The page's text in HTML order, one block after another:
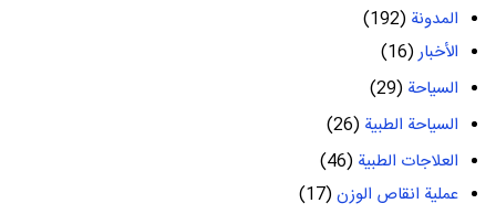
المدونة (192)
الأخبار(16)
السياحة (29)
السياحة الطبية (26)
العلاجات الطبية (46)
عملية انقاص الوزن(17)